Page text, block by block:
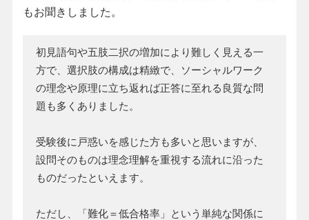
もお聞きしました。
初見語句や五肢二択の増加により難しく見える一
方で、選択肢の構成は精緻で、ソーシャルワーク
の理念や原理に立ち返れば正答に至れる良質な問
題も多くありました。
受験後に戸惑いを感じた方も多いと思いますが、
設問そのものは理念理解を重視する流れに沿った
ものだったといえます。
ただし、「難化＝低合格率」という単純な関係に